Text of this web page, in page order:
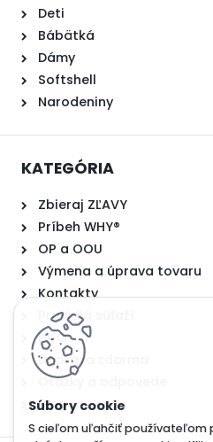
S cieľom uľahčiť používateľom
Deti
Bábätká
Dámy
Softshell
Narodeniny
KATEGÓRIA
Zbieraj ZĽAVY
Príbeh WHY®
OP a OOU
Výmena a úprava tovaru
Kontakty
Pravidlá súťaží
INFO
Doprava zdarma
Otázky a odpovede
Blog